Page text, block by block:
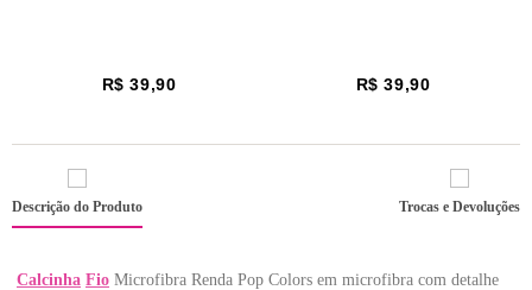
R$ 39,90 R$ 39,90
Descrição do Produto Trocas e Devoluções
Calcinha Fio Microfibra Renda Pop Colors em microfibra com detalhe